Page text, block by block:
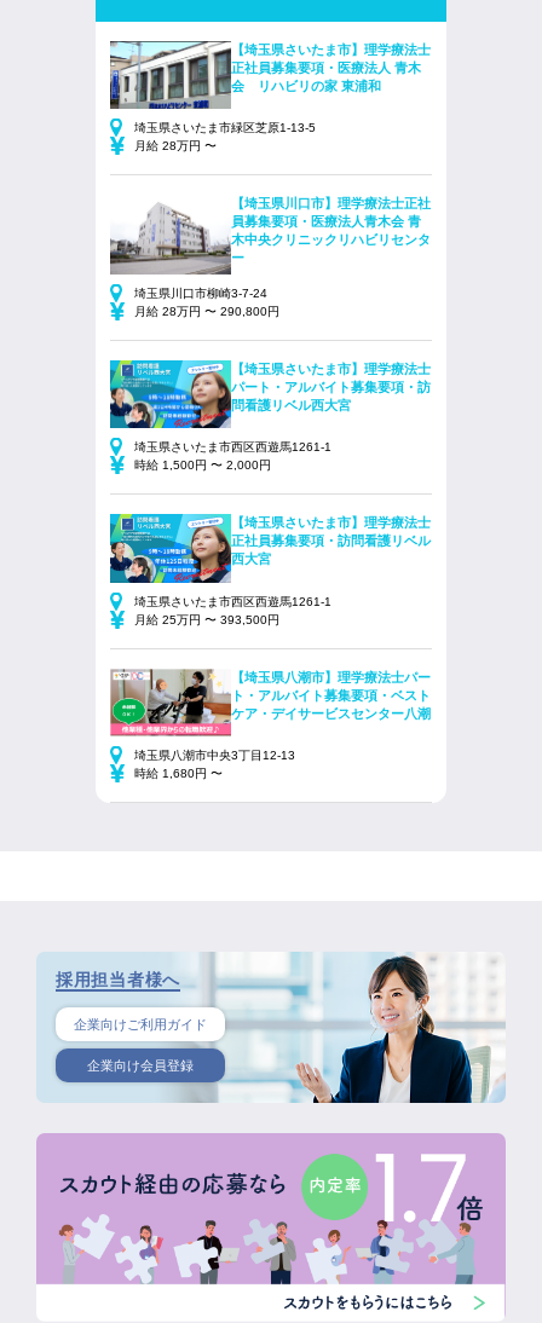
【埼玉県さいたま市】理学療法士
正社員募集要項・医療法人 青木
会 リハビリの家 東浦和
埼玉県さいたま市緑区芝原1-13-5
月給 28万円 〜
【埼玉県川口市】理学療法士正社
員募集要項・医療法人青木会 青
木中央クリニックリハビリセンタ
ー
埼玉県川口市柳崎3-7-24
月給 28万円 〜 290,800円
【埼玉県さいたま市】理学療法士
パート・アルバイト募集要項・訪
問看護リベル西大宮
埼玉県さいたま市西区西遊馬1261-1
時給 1,500円 〜 2,000円
【埼玉県さいたま市】理学療法士
正社員募集要項・訪問看護リベル
西大宮
埼玉県さいたま市西区西遊馬1261-1
月給 25万円 〜 393,500円
【埼玉県八潮市】理学療法士パー
ト・アルバイト募集要項・ベスト
ケア・デイサービスセンター八潮
埼玉県八潮市中央3丁目12-13
時給 1,680円 〜
採用担当者様へ
企業向けご利用ガイド
企業向け会員登録